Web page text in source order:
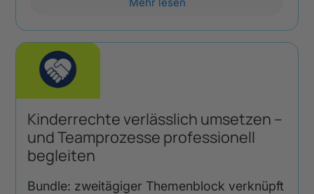
Kinderrechte verlässlich umsetzen –
und Teamprozesse professionell
begleiten
Bundle: zweitägiger Themenblock verknüpft